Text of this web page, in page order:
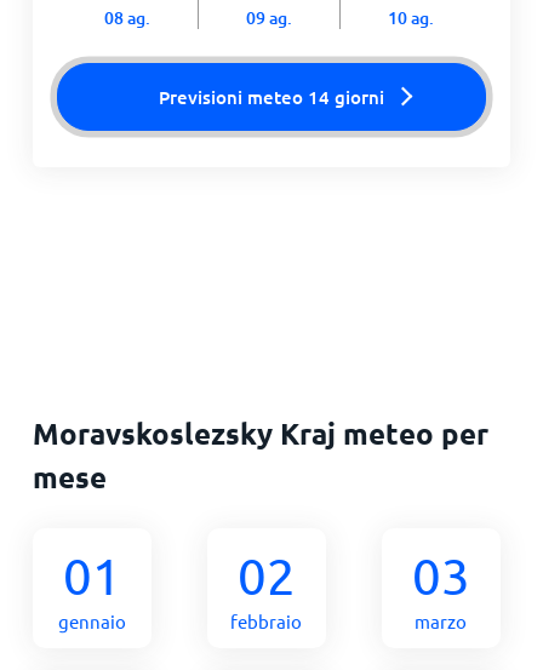
08 ag. 09 ag. 10 ag.
Previsioni meteo 14 giorni
Moravskoslezsky Kraj meteo per
mese
01
gennaio
02
febbraio
03
marzo